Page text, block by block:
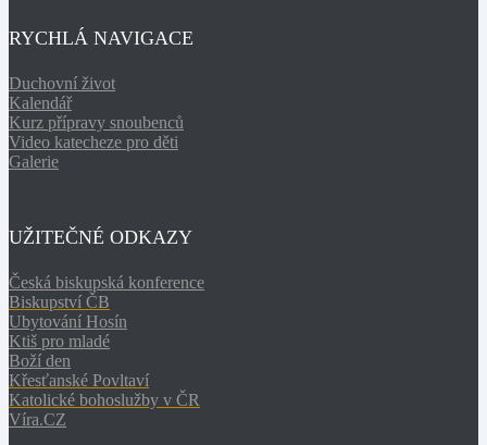
RYCHLÁ NAVIGACE
Duchovní život
Kalendář
Kurz přípravy snoubenců
Video katecheze pro děti
Galerie
UŽITEČNÉ ODKAZY
Česká biskupská konference
Biskupství ČB
Ubytování Hosín
Ktiš pro mladé
Boží den
Křesťanské Povltaví
Katolické bohoslužby v ČR
Víra.CZ